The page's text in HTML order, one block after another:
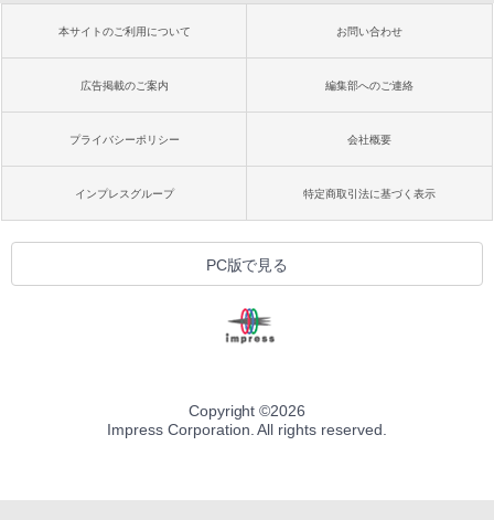
本サイトのご利用について お問い合わせ
広告掲載のご案内 編集部へのご連絡
プライバシーポリシー 会社概要
インプレスグループ 特定商取引法に基づく表示
PC版で見る
Copyright ©2026
Impress Corporation. All rights reserved.